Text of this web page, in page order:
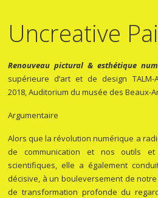
Uncreative
Renouveau pictural & esthétique
supérieure d’art et de design
2018, Auditorium du musée des Beaux-
Argumentaire
Alors que la révolution numérique a
de communication et nos outils et
scientifiques, elle a également
décisive, à un bouleversement de
de transformation profonde du